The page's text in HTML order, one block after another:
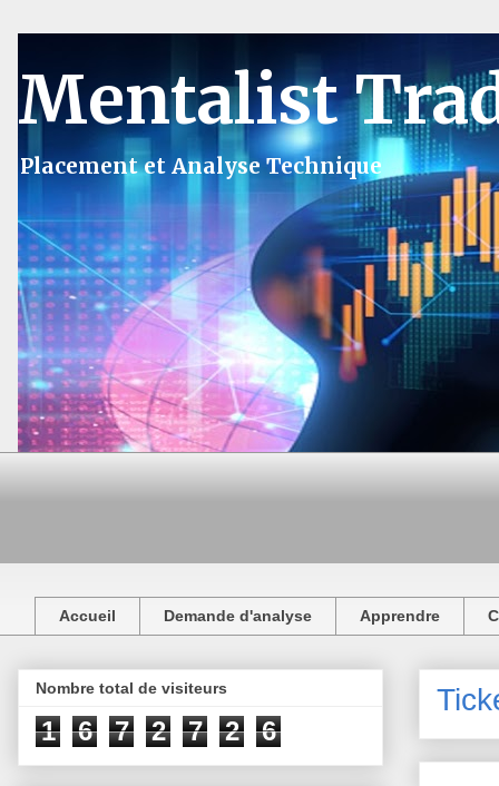
Mentalist
Placement et Analyse Technique
Accueil Demande d'analyse Apprendre
Nombre total de visiteurs
1 6 7 2 7 2 6